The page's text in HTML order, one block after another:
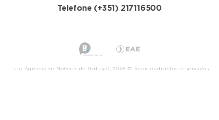
Telefone (+351) 217116500
Lusa Agência de Notícias de Portugal, 2026 © Todos os direitos reservados